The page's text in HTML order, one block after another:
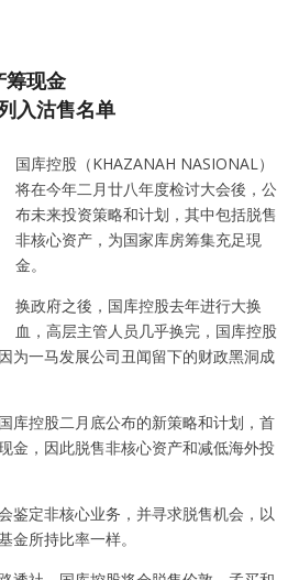
筹现金
入沽售名单
国库控股（KHAZANAH NASIONAL）
将在今年二月廿八年度检讨大会後，公
布未来投资策略和计划，其中包括脱售
非核心资产，为国家库房筹集充足現
金。
换政府之後，国库控股去年进行大换
血，高层主管人员几乎换完，国库控股
为一马发展公司丑闻留下的财政黑洞成
库控股二月底公布的新策略和计划，首
金，因此脱售非核心资产和减低海外投
鉴定非核心业务，并寻求脱售机会，以
金所持比率一样。